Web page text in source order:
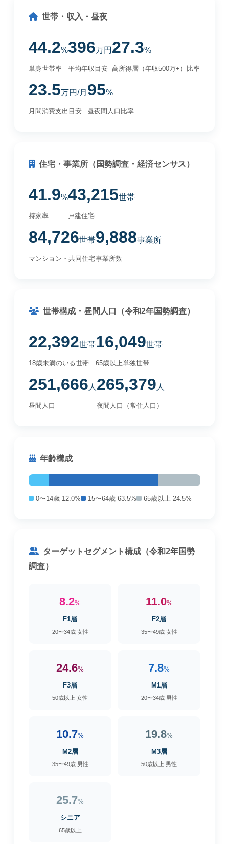
世帯・収入・昼夜
44.2%
単身世帯率
396万円
平均年収目安
27.3%
高所得層（年収500万+）比率
23.5万円/月
月間消費支出目安
95%
昼夜間人口比率
住宅・事業所（国勢調査・経済センサス）
41.9%
持家率
43,215世帯
戸建住宅
84,726世帯
マンション・共同住宅
9,888事業所
事業所数
世帯構成・昼間人口（令和2年国勢調査）
22,392世帯
18歳未満のいる世帯
16,049世帯
65歳以上単独世帯
251,666 人
昼間人口
265,379 人
夜間人口（常住人口）
年齢構成
0〜14歳 12.0% 15〜64歳 63.5% 65歳以上 24.5%
ターゲットセグメント構成（令和2年国勢
調査）
8.2%
F1層
20〜34歳 女性
11.0%
F2層
35〜49歳 女性
24.6%
F3層
50歳以上 女性
7.8%
M1層
20〜34歳 男性
10.7%
M2層
35〜49歳 男性
19.8%
M3層
50歳以上 男性
25.7%
シニア
65歳以上